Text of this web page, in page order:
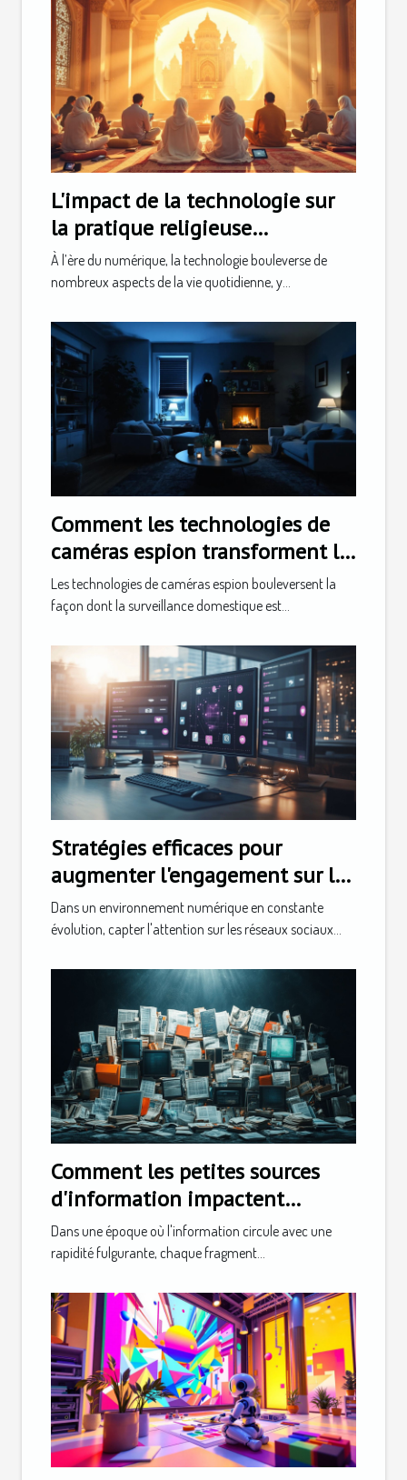
L'impact de la technologie sur
la pratique religieuse
quotidienne
À l’ère du numérique, la technologie bouleverse de
nombreux aspects de la vie quotidienne, y...
Comment les technologies de
caméras espion transforment la
surveillance domestique ?
Les technologies de caméras espion bouleversent la
façon dont la surveillance domestique est...
Stratégies efficaces pour
augmenter l'engagement sur les
réseaux sociaux
Dans un environnement numérique en constante
évolution, capter l'attention sur les réseaux sociaux...
Comment les petites sources
d'information impactent
grandement la société
Dans une époque où l'information circule avec une
rapidité fulgurante, chaque fragment...